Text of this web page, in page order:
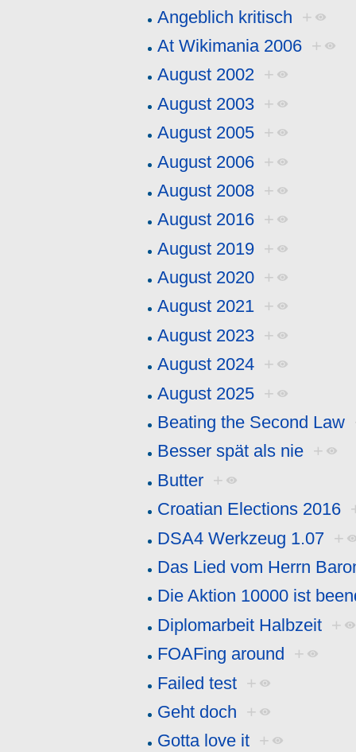
Angeblich kritisch +
At Wikimania 2006 +
August 2002 +
August 2003 +
August 2005 +
August 2006 +
August 2008 +
August 2016 +
August 2019 +
August 2020 +
August 2021 +
August 2023 +
August 2024 +
August 2025 +
Beating the Second Law
Besser spät als nie +
Butter +
Croatian Elections 2016
DSA4 Werkzeug 1.07 +
Das Lied vom Herrn
Die Aktion 10000 ist
Diplomarbeit Halbzeit +
FOAFing around +
Failed test +
Geht doch +
Gotta love it +